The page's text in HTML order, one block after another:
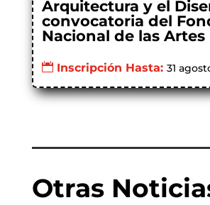
Arquitectura y el
convocatoria del
Nacional de las Artes
Inscripción Hasta: 31
Otras